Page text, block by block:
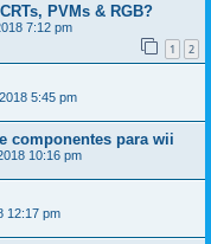
PVMs & RGB?
7:12 pm
1 2
5:45 pm
componentes para wii
10:16 pm
12:17 pm